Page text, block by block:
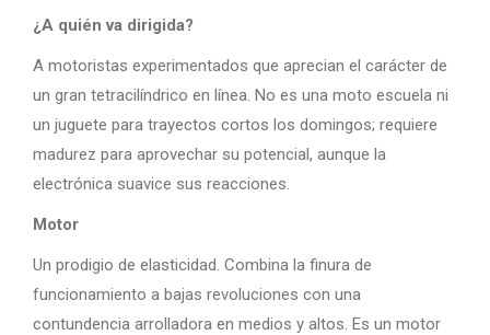
¿A quién va dirigida?
A motoristas experimentados que aprecian el carácter de
un gran tetracilíndrico en línea. No es una moto escuela ni
un juguete para trayectos cortos los domingos; requiere
madurez para aprovechar su potencial, aunque la
electrónica suavice sus reacciones.
Motor
Un prodigio de elasticidad. Combina la finura de
funcionamiento a bajas revoluciones con una
contundencia arrolladora en medios y altos. Es un motor